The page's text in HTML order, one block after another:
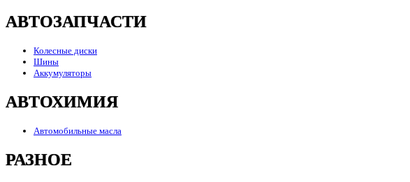
АВТОЗАПЧАСТИ
Колесные диски
Шины
Аккумуляторы
АВТОХИМИЯ
Автомобильные масла
РАЗНОЕ